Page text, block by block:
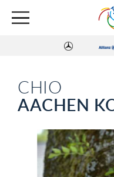
CHIO
AACHEN